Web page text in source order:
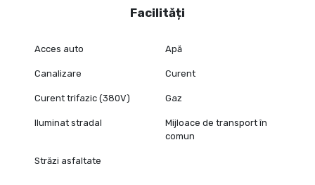
Facilități
Acces auto Apă
Canalizare Curent
Curent trifazic (380V) Gaz
Iluminat stradal
Mijloace de transport în
comun
Străzi asfaltate